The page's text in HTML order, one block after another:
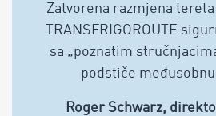
Zatvorena razmjena
TRANSFRIGOROUTE
sa „poznatim
podstiče
Roger Schwarz,